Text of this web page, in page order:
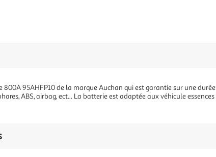
800A 95AHFP10 de la marque Auchan qui est garantie sur une
ABS, airbag, ect... La batterie est adaptée aux véhicule